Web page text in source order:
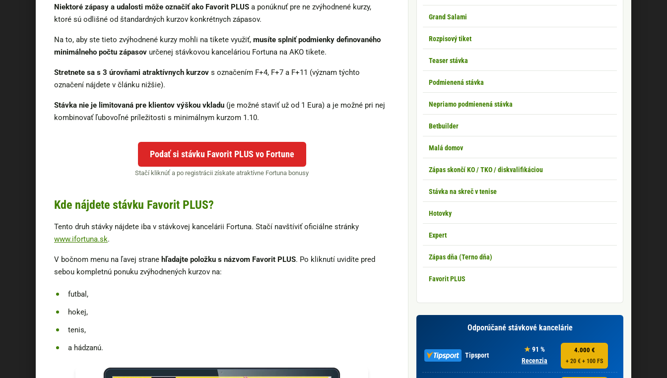
Niektoré zápasy a udalosti môže označiť ako Favorit PLUS a ponúknuť pre ne zvýhodnené kurzy,
ktoré sú odlišné od štandardných kurzov konkrétnych zápasov.
Na to, aby ste tieto zvýhodnené kurzy mohli na tikete využiť, musíte splniť podmienky definovaného
minimálneho počtu zápasov určenej stávkovou kanceláriou Fortuna na AKO tikete.
Stretnete sa s 3 úrovňami atraktívnych kurzov s označením F+4, F+7 a F+11 (význam týchto
označení nájdete v článku nižšie).
Stávka nie je limitovaná pre klientov výškou vkladu (je možné staviť už od 1 Eura) a je možné pri nej
kombinovať ľubovoľné príležitosti s minimálnym kurzom 1.10.
Podať si stávku Favorit PLUS vo Fortune
Stačí kliknúť a po registrácii získate atraktívne Fortuna bonusy
Kde nájdete stávku Favorit PLUS?
Tento druh stávky nájdete iba v stávkovej kancelárii Fortuna. Stačí navštíviť oficiálne stránky
www.ifortuna.sk.
V bočnom menu na ľavej strane hľadajte položku s názvom Favorit PLUS. Po kliknutí uvidíte pred
sebou kompletnú ponuku zvýhodnených kurzov na:
futbal,
hokej,
tenis,
a hádzanú.
Grand Salami
Rozpisový tiket
Teaser stávka
Podmienená stávka
Nepriamo podmienená stávka
Betbuilder
Malá domov
Zápas skončí KO / TKO / diskvalifikáciou
Stávka na skreč v tenise
Hotovky
Expert
Zápas dňa (Terno dňa)
Favorit PLUS
Odporúčané stávkové kancelárie
Tipsport
91 %
Recenzia
4.000 €
+ 20 € + 100 FS